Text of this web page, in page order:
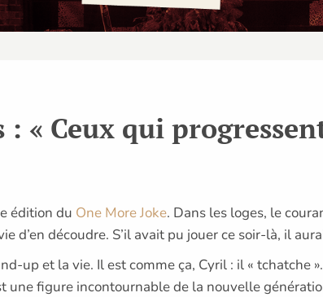
« Ceux qui
édition du One More Joke. Dans les loges, le
d’en découdre. S’il avait pu jouer ce soir-là, il
up et la vie. Il est comme ça, Cyril : il « tchatche
une figure incontournable de la nouvelle